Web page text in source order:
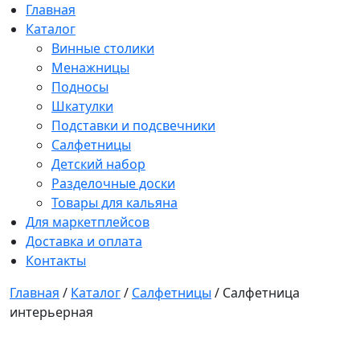
Главная
Каталог
Винные столики
Менажницы
Подносы
Шкатулки
Подставки и подсвечники
Салфетницы
Детский набор
Разделочные доски
Товары для кальяна
Для маркетплейсов
Доставка и оплата
Контакты
Главная / Каталог/ Салфетницы / Салфетница
интерьерная